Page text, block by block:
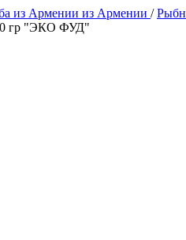
из Армении из Армении /
гр "ЭКО ФУД"